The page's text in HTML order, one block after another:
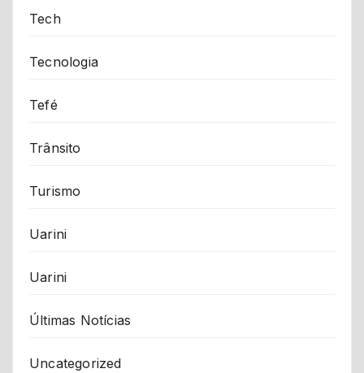
Tech
Tecnologia
Tefé
Trânsito
Turismo
Uarini
Uarini
Últimas Notícias
Uncategorized